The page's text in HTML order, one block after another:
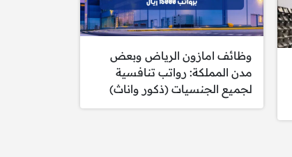
وظائف امازون الرياض وبعض
مدن المملكة: رواتب تنافسية
لجميع الجنسيات (ذكور واناث)